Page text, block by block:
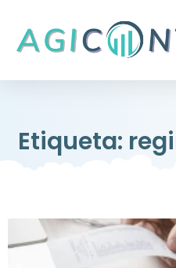
Etiqueta: